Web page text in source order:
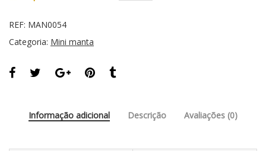
REF: MAN0054
Categoria: Mini manta
Informação adicional Descrição Avaliações (0)